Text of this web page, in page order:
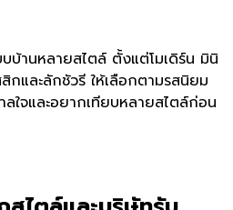
บ้านหลายสไตล์ ตั้งแต่โมเดิร์น มินิ
และลักชัวรี ให้เลือกตามรสนิยม
ลใจและอยากเทียบหลายสไตล์ก่อน